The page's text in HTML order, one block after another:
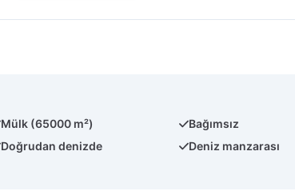
Mülk (65000 m²)
Bağımsız
Doğrudan denizde
Deniz manzarası